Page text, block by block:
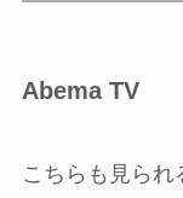
Abema TV
こちらも見られ